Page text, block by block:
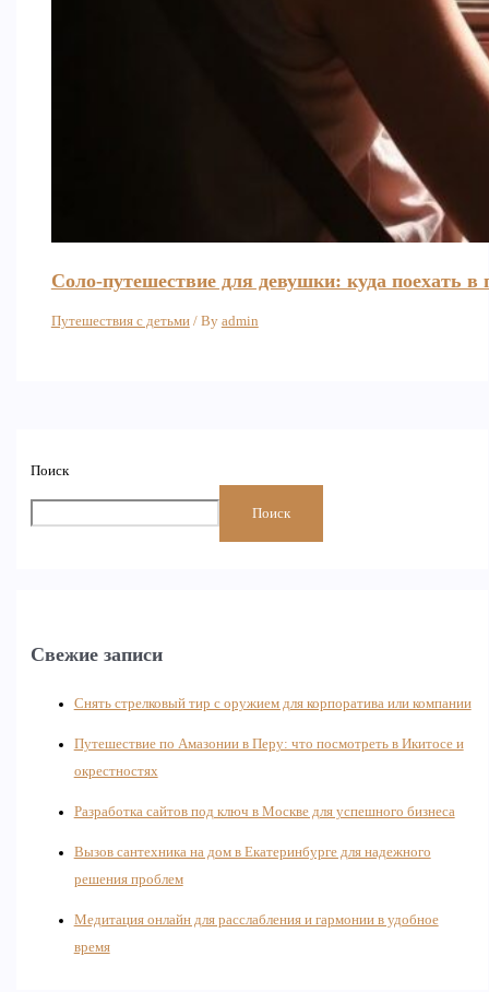
Поиск
Поиск
Свежие записи
Снять стрелковый тир с оружием для корпоратива или компании
Путешествие по Амазонии в Перу: что посмотреть в Икитосе и
окрестностях
Разработка сайтов под ключ в Москве для успешного бизнеса
Вызов сантехника на дом в Екатеринбурге для надежного
решения проблем
Медитация онлайн для расслабления и гармонии в удобное
время
Соло-путешествие для девушки: куда поехать в
Путешествия с детьми/ By admin